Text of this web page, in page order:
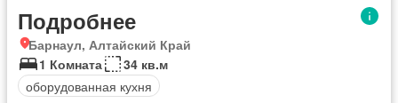
Подробнее
Барнаул, Алтайский Край
1 Комната
34 кв.м
оборудованная кухня